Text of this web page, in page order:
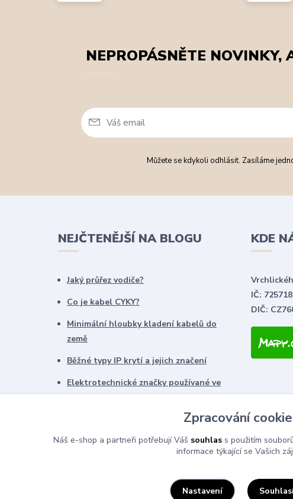
NEPROPÁSNĚTE NOVINKY,
Můžete se kdykoli odhlásit. Zasíláme
NEJČTENĚJŠÍ NA BLOGU
Jaký průřez vodiče?
Co je kabel CYKY?
Minimální hloubky kladení kabelů do
země
Běžné typy IP krytí a jejich značení
Elektrotechnické značky používané ve
schématech
KDE
IČ:
DIČ:
Zpracování
Náš e-shop a partneři potřebují Váš souhlass použitím
informace týkající se Vašich
Nastavení